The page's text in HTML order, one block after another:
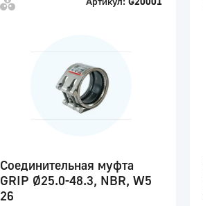
Соединительная муфта
GRIP Ø25.0-48.3, NBR, W5
26